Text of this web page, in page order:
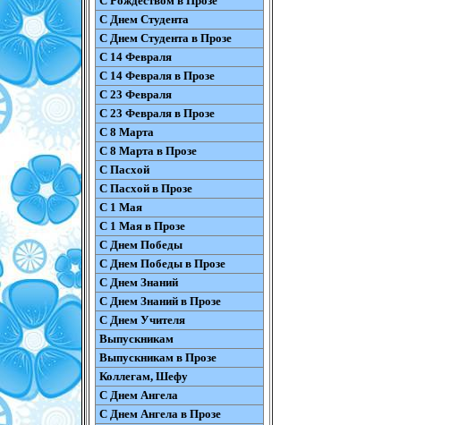
С Днем Студента
С Днем Студента в Прозе
С 14 Февраля
С 14 Февраля в Прозе
С 23 Февраля
С 23 Февраля в Прозе
С 8 Марта
С 8 Марта в Прозе
С Пасхой
С Пасхой в Прозе
С 1 Мая
С 1 Мая в Прозе
С Днем Победы
С Днем Победы в Прозе
С Днем Знаний
С Днем Знаний в Прозе
С Днем Учителя
Выпускникам
Выпускникам в Прозе
Коллегам, Шефу
С Днем Ангела
С Днем Ангела в Прозе